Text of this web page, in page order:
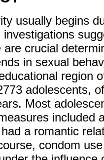
usually begins
investigations
are crucial
in sexual
region
adolescents,
Most
included
a romantic
condom